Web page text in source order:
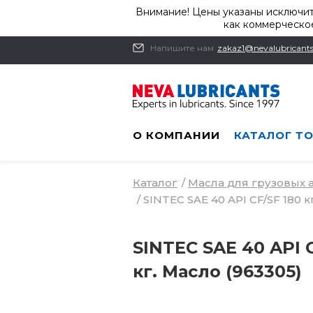
Внимание! Цены указаны
как
Напишите нам
О КОМПАНИИ КАТАЛОГ
Каталог / Масла для грузовых
/ SINTEC SAE 40 API CF/SF 180
SINTEC SAE 40 API
кг. Масло (963305)